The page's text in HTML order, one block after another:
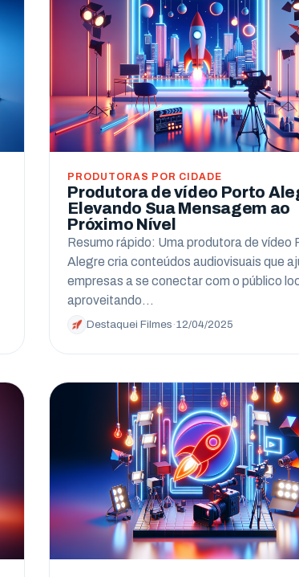
PRODUTORAS POR CIDADE
Produtora de vídeo Porto
Elevando Sua Mensagem ao
Próximo Nível
Resumo rápido: Uma produtora de vídeo
Alegre cria conteúdos audiovisuais que
empresas a se conectar com o público
aproveitando…
Destaquei Filmes ·12/04/2025